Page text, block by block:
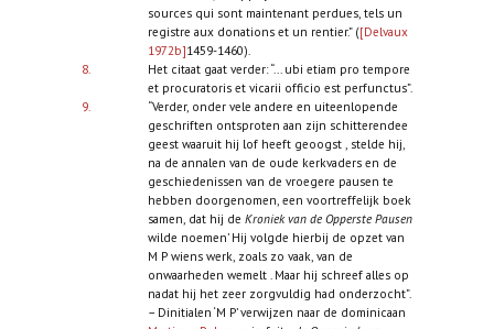
sources qui sont maintenant perdues, tels un
registre aux donations et un rentier.” ([Delvaux
1972b]1459-1460).
8.
Het citaat gaat verder: “... ubi etiam pro tempore
et procuratoris et vicarii officio est perfunctus”.
9.
“Verder, onder vele andere en uiteenlopende
geschriften ontsproten aan zijn schitterendee
geest waaruit hij lof heeft geoogst , stelde hij,
na de annalen van de oude kerkvaders en de
geschiedenissen van de vroegere pausen te
hebben doorgenomen, een voortreffelijk boek
samen, dat hij de Kroniek van de Opperste Pausen
wilde noemen’ Hij volgde hierbij de opzet van
M P wiens werk, zoals zo vaak, van de
onwaarheden wemelt . Maar hij schreef alles op
nadat hij het zeer zorgvuldig had onderzocht”.
– Dinitialen ‘M P’ verwijzen naar de dominicaan